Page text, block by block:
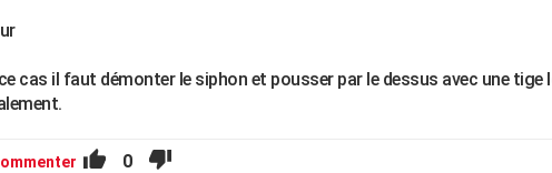
cas il faut démonter le siphon et pousser par le dessus avec une tige
0